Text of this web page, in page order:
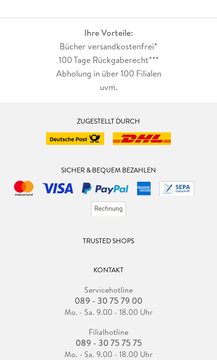
Ihre Vorteile:
Bücher versandkostenfrei*
100 Tage Rückgaberecht***
Abholung in über 100 Filialen
uvm.
ZUGESTELLT DURCH
SICHER & BEQUEM BEZAHLEN
TRUSTED SHOPS
KONTAKT
Servicehotline
089 - 30 75 79 00
Mo. - Sa. 9.00 - 18.00 Uhr
Filialhotline
089 - 30 75 75 75
Mo. - Sa. 9.00 - 18.00 Uhr